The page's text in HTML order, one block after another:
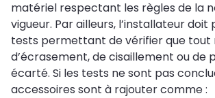
matériel respectant les règles de la
vigueur. Par ailleurs, l’installateur
tests permettant de vérifier que tout
d’écrasement, de cisaillement ou de
écarté. Si les tests ne sont pas
accessoires sont à rajouter comme :